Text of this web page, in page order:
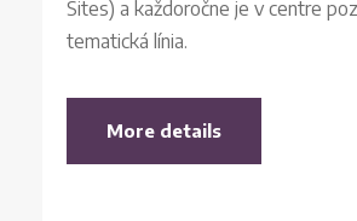
Sites) a každoročne je v centre
tematická línia.
More details